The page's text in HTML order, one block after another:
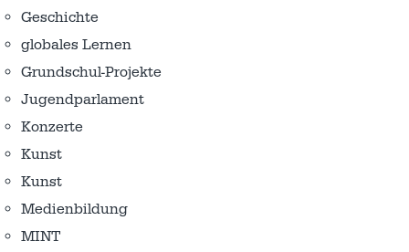
Geschichte
globales Lernen
Grundschul-Projekte
Jugendparlament
Konzerte
Kunst
Kunst
Medienbildung
MINT